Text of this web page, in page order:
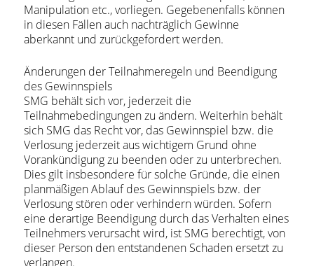
Manipulation etc., vorliegen. Gegebenenfalls können
in diesen Fällen auch nachträglich Gewinne
aberkannt und zurückgefordert werden.
Änderungen der Teilnahmeregeln und Beendigung
des Gewinnspiels
SMG behält sich vor, jederzeit die
Teilnahmebedingungen zu ändern. Weiterhin behält
sich SMG das Recht vor, das Gewinnspiel bzw. die
Verlosung jederzeit aus wichtigem Grund ohne
Vorankündigung zu beenden oder zu unterbrechen.
Dies gilt insbesondere für solche Gründe, die einen
planmäßigen Ablauf des Gewinnspiels bzw. der
Verlosung stören oder verhindern würden. Sofern
eine derartige Beendigung durch das Verhalten eines
Teilnehmers verursacht wird, ist SMG berechtigt, von
dieser Person den entstandenen Schaden ersetzt zu
verlangen.